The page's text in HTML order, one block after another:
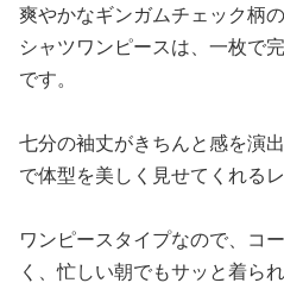
爽やかなギンガムチェック柄
シャツワンピースは、一枚で
です。
七分の袖丈がきちんと感を演
で体型を美しく見せてくれる
ワンピースタイプなので、コ
く、忙しい朝でもサッと着ら